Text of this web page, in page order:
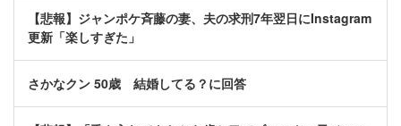
【悲報】ジャンポケ斉藤の妻、夫の求刑7年翌日にInstagram
更新「楽しすぎた」
さかなクン 50歳 結婚してる？に回答